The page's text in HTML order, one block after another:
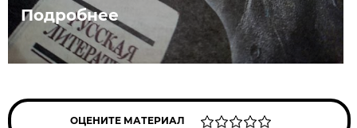
Подробнее
ОЦЕНИТЕ МАТЕРИАЛ